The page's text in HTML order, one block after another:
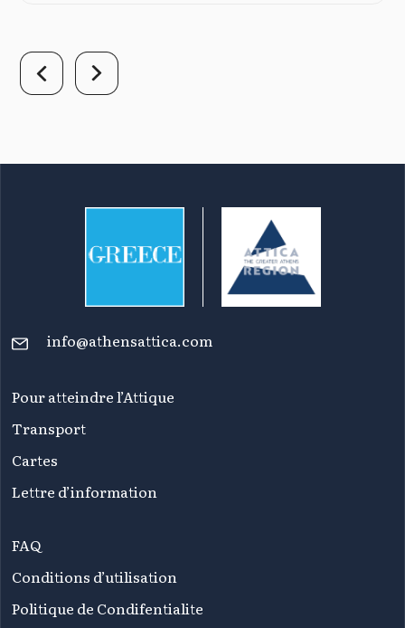
info@athensattica.com
Pour atteindre l’Attique
Transport
Cartes
Lettre d’information
FAQ
Conditions d’utilisation
Politique de Condifentialite